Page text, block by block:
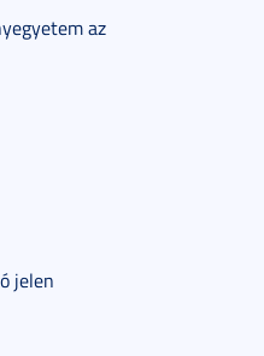
az
jelen